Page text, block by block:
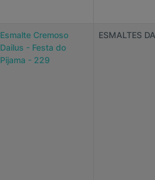
Esmalte Cremoso
Dailus - Festa do
Pijama - 229
ESMALTES